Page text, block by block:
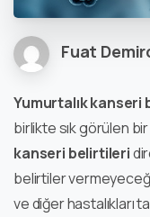
Fuat
Yumurtalık
birlikte sık görülen
kanseri belirtileri
belirtiler
ve diğer hastalıkları